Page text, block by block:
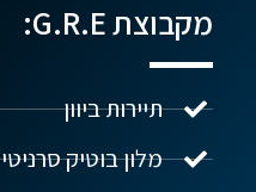
מקבוצת G.R.E:
תיירות ביוון
מלון בוטיק סרניטי